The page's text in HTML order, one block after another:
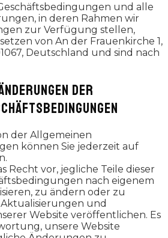
und alle
in deren Rahmen wir
zur Verfügung stellen,
von An der Frauenkirche 1,
Deutschland und sind nach
DER
der Allgemeinen
können Sie jederzeit auf
Recht vor, jegliche Teile dieser
nach eigenem
zu ändern oder zu
und
Website veröffentlichen. Es
unsere Website